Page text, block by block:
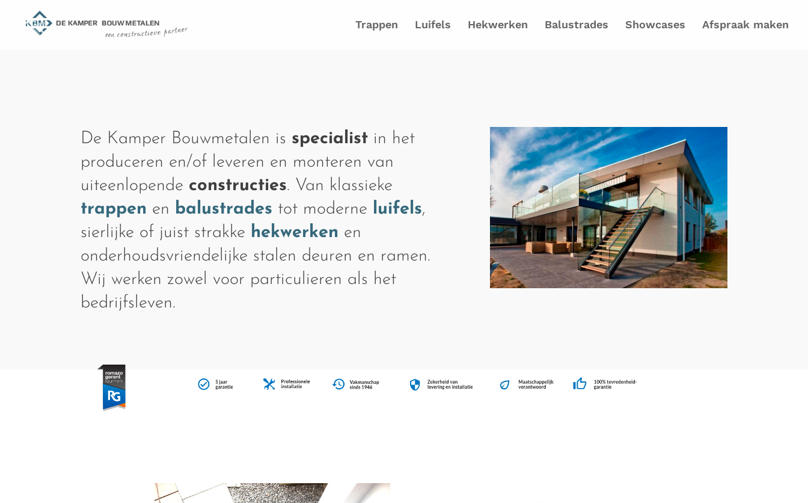
Trappen Luifels Hekwerken Balustrades Showcases Afspraak maken
De Kamper Bouwmetalen is specialist in het
produceren en/of leveren en monteren van
uiteenlopende constructies. Van klassieke
trappen en balustrades tot moderne luifels,
sierlijke of juist strakke hekwerken en
onderhoudsvriendelijke stalen deuren en ramen.
Wij werken zowel voor particulieren als het
bedrijfsleven.